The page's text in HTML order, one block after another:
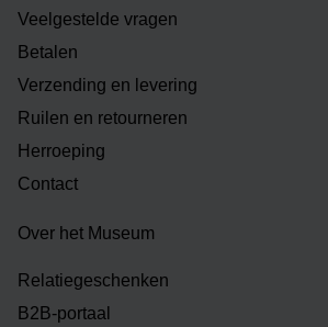
Veelgestelde vragen
Betalen
Verzending en levering
Ruilen en retourneren
Herroeping
Contact
Over het Museum
Relatiegeschenken
B2B-portaal